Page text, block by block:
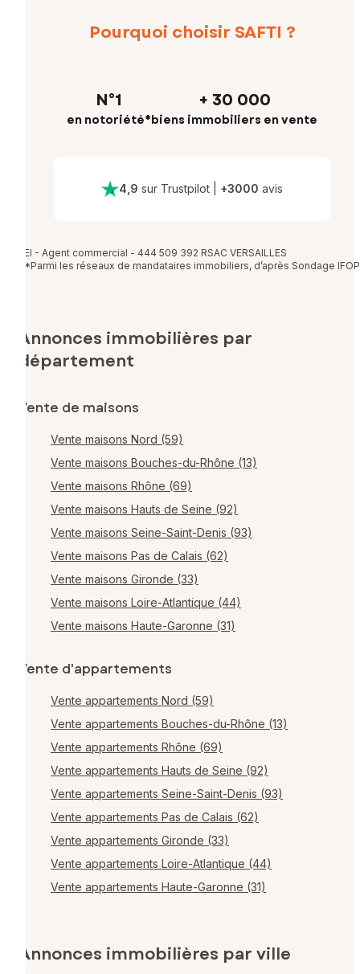
Pourquoi choisir SAFTI ?
N°1
en notoriété*
+ 30 000
biens immobiliers en vente
4,9 sur Trustpilot| +3000 avis
EI - Agent commercial - 444 509 392 RSAC VERSAILLES
*Parmi les réseaux de mandataires immobiliers, d’après Sondage IFOP
Annonces immobilières par
département
Vente de maisons
Vente maisons Nord (59)
Vente maisons Bouches-du-Rhône (13)
Vente maisons Rhône (69)
Vente maisons Hauts de Seine (92)
Vente maisons Seine-Saint-Denis (93)
Vente maisons Pas de Calais (62)
Vente maisons Gironde (33)
Vente maisons Loire-Atlantique (44)
Vente maisons Haute-Garonne (31)
Vente d'appartements
Vente appartements Nord (59)
Vente appartements Bouches-du-Rhône (13)
Vente appartements Rhône (69)
Vente appartements Hauts de Seine (92)
Vente appartements Seine-Saint-Denis (93)
Vente appartements Pas de Calais (62)
Vente appartements Gironde (33)
Vente appartements Loire-Atlantique (44)
Vente appartements Haute-Garonne (31)
Annonces immobilières par ville